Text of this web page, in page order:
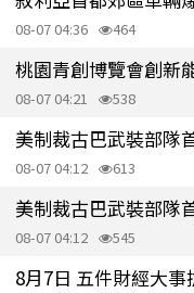
08-07 04:36 464
08-07 04:21 538
美制裁古巴武裝部
08-07 04:12 613
美制裁古巴武裝部
08-07 04:12 545
8月7日 五件財經大事